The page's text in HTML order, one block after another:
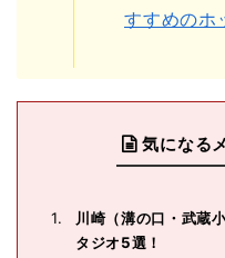
すすめのホ
気になる
川崎（溝の口・武蔵
タジオ5選！